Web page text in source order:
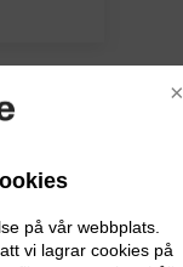
×
på vår webbplats.
vi lagrar cookies på